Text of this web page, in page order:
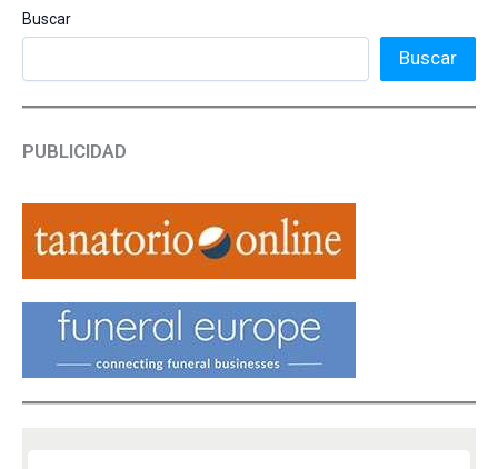
Buscar
Buscar
PUBLICIDAD